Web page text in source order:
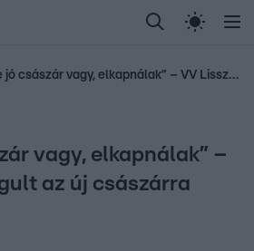
Randi Celeb vagyok,
Most Wanted Gallusz
„Fú de jó császár vagy, elkapnálak” – VV Lissza ráizgult az új császárra
vagy, elkapnálak” –
az új császárra